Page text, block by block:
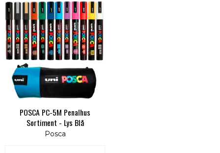
POSCA PC-5M Penalhus
Sortiment - Lys Blå
Posca